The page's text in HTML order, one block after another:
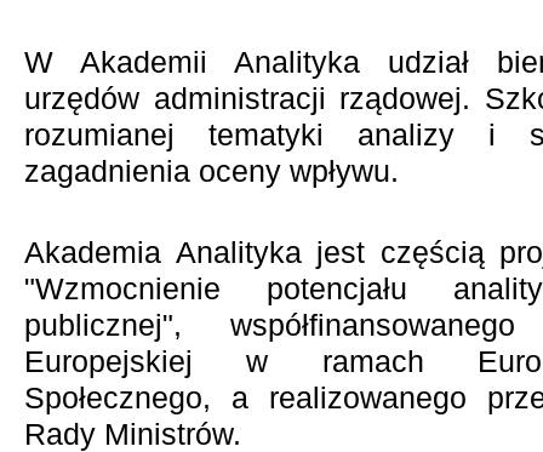
W Akademii Analityka udział
urzędów administracji rządowej.
rozumianej tematyki analizy i
zagadnienia oceny wpływu.
Akademia Analityka jest częścią
"Wzmocnienie potencjału
publicznej",
Europejskiej w ramach
Społecznego, a realizowanego
Rady Ministrów.